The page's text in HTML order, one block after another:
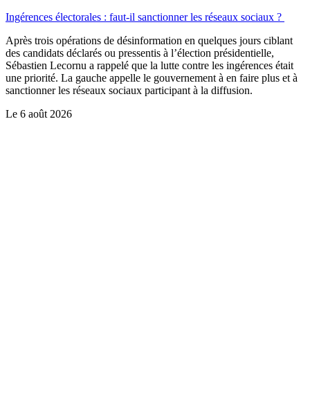
Ingérences électorales : faut-il sanctionner les réseaux sociaux ?
Après trois opérations de désinformation en quelques jours ciblant
des candidats déclarés ou pressentis à l’élection présidentielle,
Sébastien Lecornu a rappelé que la lutte contre les ingérences était
une priorité. La gauche appelle le gouvernement à en faire plus et à
sanctionner les réseaux sociaux participant à la diffusion.
Le 6 août 2026